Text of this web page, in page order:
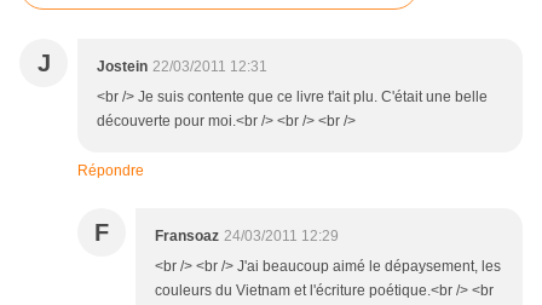
J Jostein 22/03/2011 12:31
<br /> Je suis contente que ce livre t'ait plu. C'était une belle
découverte pour moi.<br /> <br /> <br />
Répondre
F Fransoaz 24/03/2011 12:29
<br /> <br /> J'ai beaucoup aimé le dépaysement, les
couleurs du Vietnam et l'écriture poétique.<br /> <br